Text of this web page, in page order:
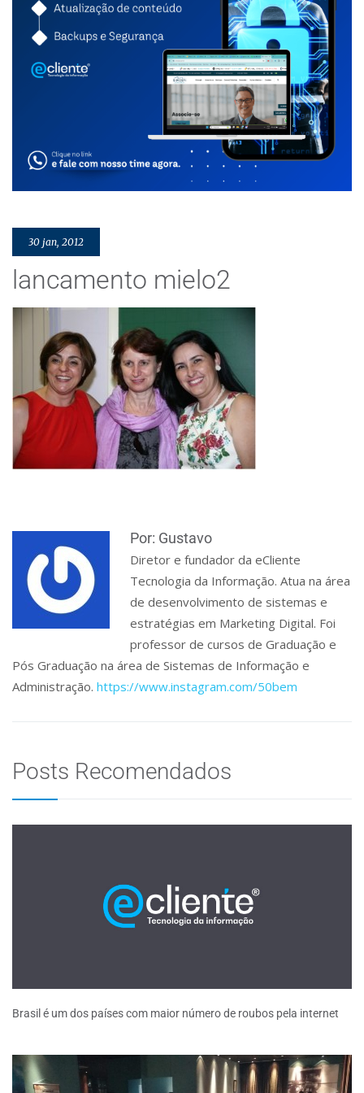
30 jan, 2012
lancamento mielo2
Por: Gustavo
Diretor e fundador da eCliente
Tecnologia da Informação. Atua na área
de desenvolvimento de sistemas e
estratégias em Marketing Digital. Foi
professor de cursos de Graduação e
Pós Graduação na área de Sistemas de Informação e
Administração. https://www.instagram.com/50bem
Posts Recomendados
Brasil é um dos países com maior número de roubos pela internet